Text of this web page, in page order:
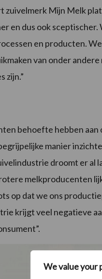
We value your
zuivelmerk Mijn Melk
en dus ook sceptischer.
en producten.
van onder
zijn.”
behoefte hebben aan
manier
droomt er al
melkproducenten
op dat we ons
krijgt veel negatieve